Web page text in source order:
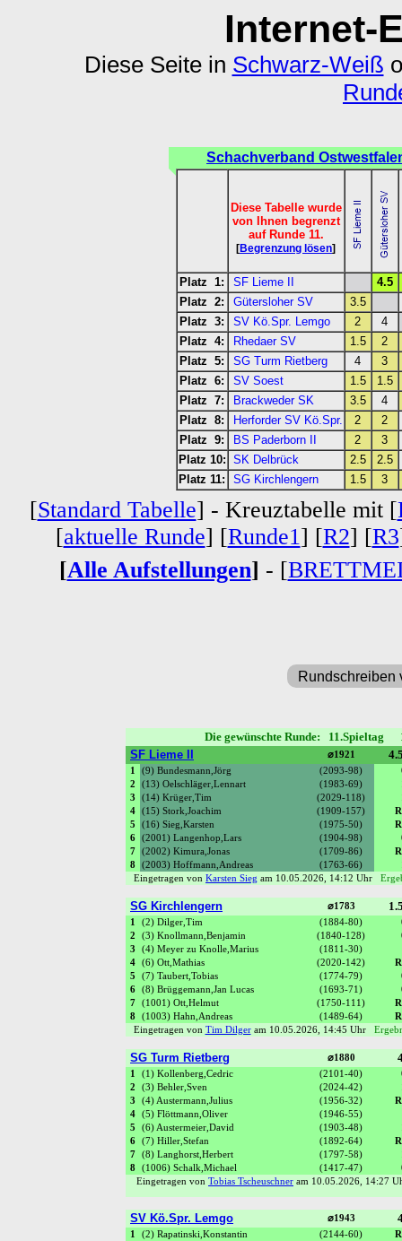
Internet-
Diese Seite in Schwarz-Weiß
Schachverband
Diese Tabelle wurde
von Ihnen begrenzt
auf Runde 11.
[Begrenzung lösen]
Platz 1: SF Lieme II
4.5
Platz 2:
Gütersloher SV
3.5
Platz 3:
SV Kö.Spr. Lemgo 2
4
Platz 4:
Rhedaer SV 1.5
2
Platz 5:
SG Turm Rietberg 4
3
Platz 6:
SV Soest 1.5
1.5
Platz 7:
Brackweder SK 3.5
4
Platz 8:
Herforder SV Kö.Spr. 2
2
Platz 9:
BS Paderborn II 2
3
Platz 10: SK Delbrück 2.5
2.5
Platz 11:
SG Kirchlengern 1.5 3
[Standard Tabelle] - Kreuztabelle mit [
[aktuelle Runde] [Runde1] [R2] [R3
[Alle Aufstellungen] - [
Rundschreiben
Die gewünschte Runde:
SF Lieme II
⌀1921
1 (9) Bundesmann,Jörg (2093-98)
2
(13) Oelschläger,Lennart (1983-69)
3
(14) Krüger,Tim (2029-118)
4
(15) Stork,Joachim (1909-157)
5
(16) Sieg,Karsten (1975-50)
6
(2001) Langenhop,Lars (1904-98)
7
(2002) Kimura,Jonas (1709-86)
8
(2003) Hoffmann,Andreas (1763-66)
Eingetragen von Karsten Sieg am 10.05.2026, 14:12 Uhr
SG Kirchlengern ⌀1783
1 (2) Dilger,Tim (1884-80)
2
(3) Knollmann,Benjamin (1840-128)
3
(4) Meyer zu Knolle,Marius (1811-30)
4
(6) Ott,Mathias (2020-142)
5
(7) Taubert,Tobias (1774-79)
6
(8) Brüggemann,Jan Lucas (1693-71)
7
(1001) Ott,Helmut (1750-111)
8
(1003) Hahn,Andreas (1489-64)
Eingetragen von Tim Dilgeram 10.05.2026, 14:45 Uhr
SG Turm Rietberg ⌀1880
1 (1) Kollenberg,Cedric (2101-40)
2
(3) Behler,Sven (2024-42)
3
(4) Austermann,Julius (1956-32)
4
(5) Flöttmann,Oliver (1946-55)
5
(6) Austermeier,David (1903-48)
6
(7) Hiller,Stefan (1892-64)
7
(8) Langhorst,Herbert (1797-58)
8
(1006) Schalk,Michael (1417-47)
Eingetragen von Tobias Tscheuschner am 10.05.2026, 14:27
SV Kö.Spr. Lemgo ⌀1943
1 (2) Rapatinski,Konstantin (2144-60)